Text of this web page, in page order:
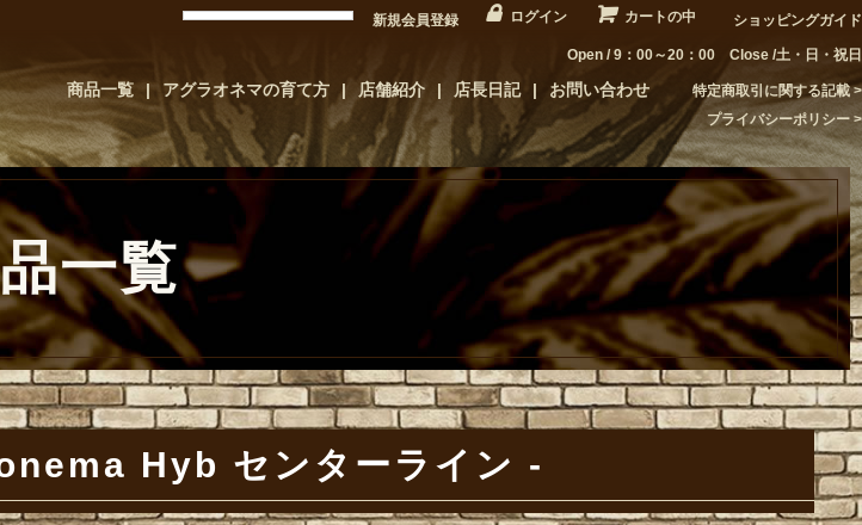
新規会員登録 ログイン カートの中 ショッピングガイド
Open / 9：00～20：00 Close /土・日・祝日
商品一覧 アグラオネマの育て方 店舗紹介 店長日記 お問い合わせ
特定商取引に関する記載
プライバシーポリシー
一覧
Hyb センターライン